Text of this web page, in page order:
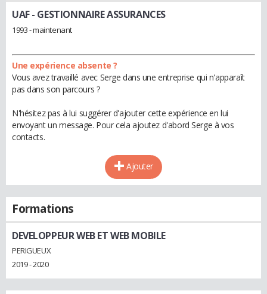
UAF- GESTIONNAIRE ASSURANCES
1993 - maintenant
Une expérience absente ?
Vous avez travaillé avec Serge dans une entreprise qui n'apparaît
pas dans son parcours ?
N'hésitez pas à lui suggérer d'ajouter cette expérience en lui
envoyant un message. Pour cela ajoutez d'abord Serge à vos
contacts.
Ajouter
Formations
DEVELOPPEUR WEB ET WEB MOBILE
PERIGUEUX
2019 - 2020